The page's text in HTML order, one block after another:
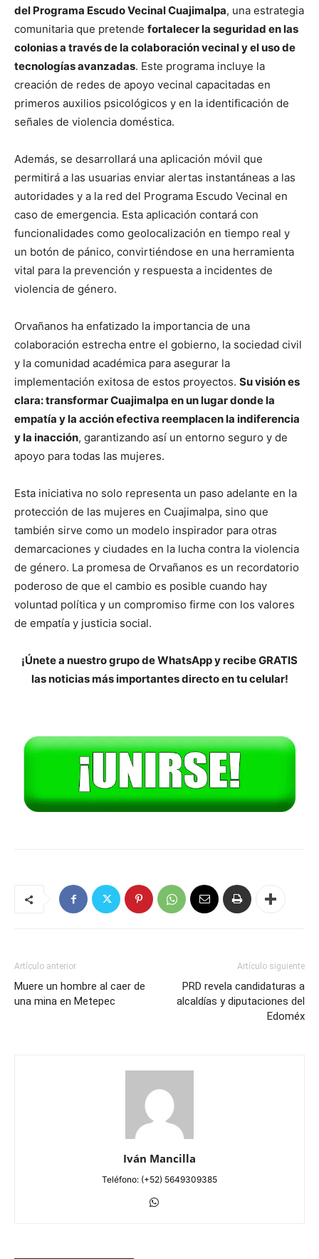
del Programa Escudo Vecinal Cuajimalpa, una estrategia
comunitaria que pretende fortalecer la seguridad en las
colonias a través de la colaboración vecinal y el uso de
tecnologías avanzadas. Este programa incluye la
creación de redes de apoyo vecinal capacitadas en
primeros auxilios psicológicos y en la identificación de
señales de violencia doméstica.
Además, se desarrollará una aplicación móvil que
permitirá a las usuarias enviar alertas instantáneas a las
autoridades y a la red del Programa Escudo Vecinal en
caso de emergencia. Esta aplicación contará con
funcionalidades como geolocalización en tiempo real y
un botón de pánico, convirtiéndose en una herramienta
vital para la prevención y respuesta a incidentes de
violencia de género.
Orvañanos ha enfatizado la importancia de una
colaboración estrecha entre el gobierno, la sociedad civil
y la comunidad académica para asegurar la
implementación exitosa de estos proyectos. Su visión es
clara: transformar Cuajimalpa en un lugar donde la
empatía y la acción efectiva reemplacen la indiferencia
y la inacción, garantizando así un entorno seguro y de
apoyo para todas las mujeres.
Esta iniciativa no solo representa un paso adelante en la
protección de las mujeres en Cuajimalpa, sino que
también sirve como un modelo inspirador para otras
demarcaciones y ciudades en la lucha contra la violencia
de género. La promesa de Orvañanos es un recordatorio
poderoso de que el cambio es posible cuando hay
voluntad política y un compromiso firme con los valores
de empatía y justicia social.
¡Únete a nuestro grupo de WhatsApp y recibe GRATIS
las noticias más importantes directo en tu celular!
Artículo anterior
Muere un hombre al caer de
una mina en Metepec
Artículo siguiente
PRD revela candidaturas a
alcaldías y diputaciones del
Edoméx
Iván Mancilla
Teléfono: (+52) 5649309385